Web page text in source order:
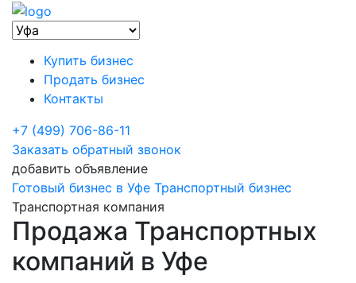
Купить бизнес
Продать бизнес
Контакты
+7 (499) 706-86-11
Заказать обратный звонок
добавить объявление
Готовый бизнес в Уфе Транспортный бизнес
Транспортная компания
Продажа Транспортных
компаний в Уфе